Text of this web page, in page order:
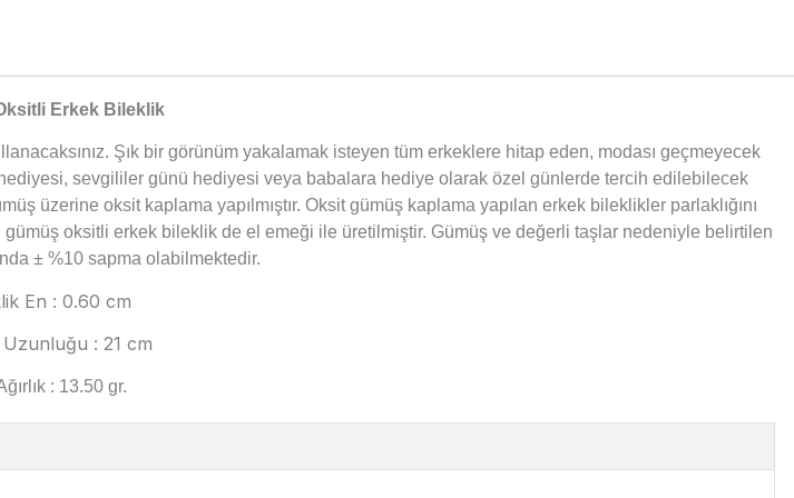
Erkek Bileklik
Şık bir görünüm yakalamak isteyen tüm erkeklere hitap eden, modası geçmeyecek
sevgililer günü hediyesi veya babalara hediye olarak özel günlerde tercih edilebilecek
üzerine oksit kaplama yapılmıştır. Oksit gümüş kaplama yapılan erkek bileklikler parlaklığını
oksitli erkek bileklik de el emeği ile üretilmiştir. Gümüş ve değerli taşlar nedeniyle belirtilen
± %10 sapma olabilmektedir.
En : 0.60 cm
: 21 cm
: 13.50 gr.